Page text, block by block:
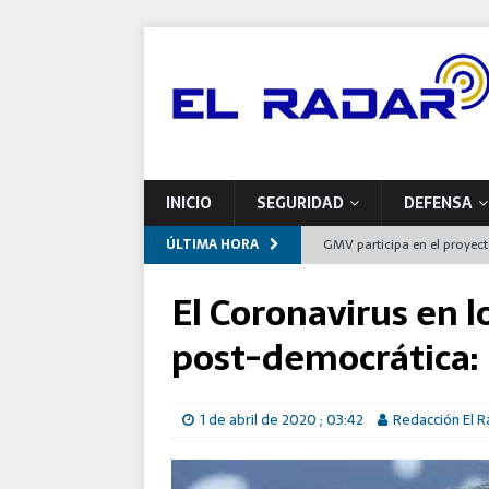
INICIO SEGURIDAD DEFENSA
ÚLTIMA HORA
GMV participa en el
Indra impulsa una nueva
Airbus entrega a Francia el
Defensa se compromete
programas de modernización
El Coronavirus en
post-
1 de abril de 2020 ; 03:42 Redacción El